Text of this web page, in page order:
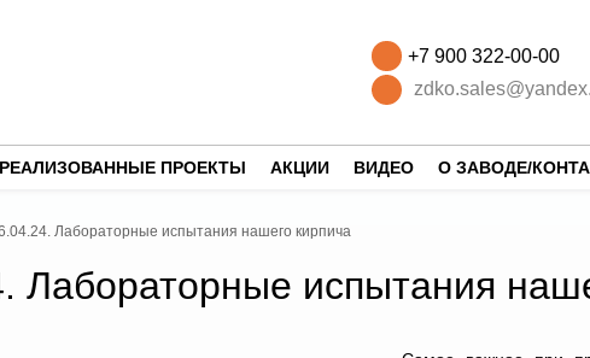
+7 900 322-00-00
РЕАЛИЗОВАННЫЕ ПРОЕКТЫ АКЦИИ ВИДЕО О ЗАВОДЕ/
Лабораторные испытания нашего кирпича
Лабораторные испытания